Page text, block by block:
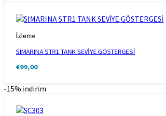
İzleme
SIMARINA STR1 TANK SEVİYE GÖSTERGESİ
€99,00
-15% indirim